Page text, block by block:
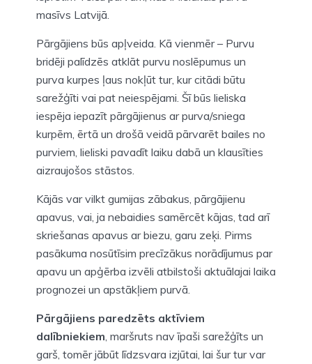
masīvs Latvijā.
Pārgājiens būs apļveida. Kā vienmēr – Purvu
bridēji palīdzēs atklāt purvu noslēpumus un
purva kurpes ļaus nokļūt tur, kur citādi būtu
sarežģīti vai pat neiespējami. Šī būs lieliska
iespēja iepazīt pārgājienus ar purva/sniega
kurpēm, ērtā un drošā veidā pārvarēt bailes no
purviem, lieliski pavadīt laiku dabā un klausīties
aizraujošos stāstos.
Kājās var vilkt gumijas zābakus, pārgājienu
apavus, vai, ja nebaidies samērcēt kājas, tad arī
skriešanas apavus ar biezu, garu zeķi. Pirms
pasākuma nosūtīsim precīzākus norādījumus par
apavu un apģērba izvēli atbilstoši aktuālajai laika
prognozei un apstākļiem purvā.
Pārgājiens paredzēts aktīviem
dalībniekiem , maršruts nav īpaši sarežģīts un
garš, tomēr jābūt līdzsvara izjūtai, lai šur tur var